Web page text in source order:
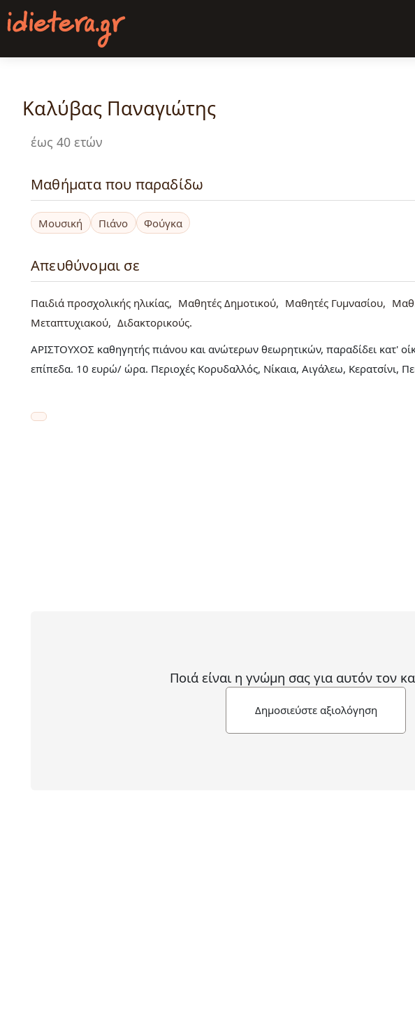
Παράκαμψη
προς
κυρίως
Καλύβας Παναγιώτης
έως 40 ετών
Μαθήματα που παραδίδω
Μουσική Πιάνο Φούγκα
Απευθύνομαι σε
Παιδιά προσχολικής ηλικίας Μαθητές Δημοτικού Μαθητές Γυμνασίου
Μεταπτυχιακού
Διδακτορικούς
ΑΡΙΣΤΟΥΧΟΣ καθηγητής πιάνου και ανώτερων θεωρητικών, παραδίδει κατ'
επίπεδα. 10 ευρώ/ ώρα. Περιοχές Κορυδαλλός, Νίκαια, Αιγάλεω, Κερατσίνι,
Ποιά είναι η γνώμη σας για αυτόν τον
Δημοσιεύστε αξιολόγηση